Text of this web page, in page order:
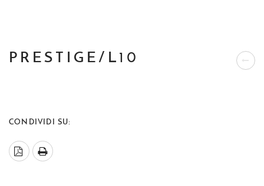
PRESTIGE/L10
CONDIVIDI SU: